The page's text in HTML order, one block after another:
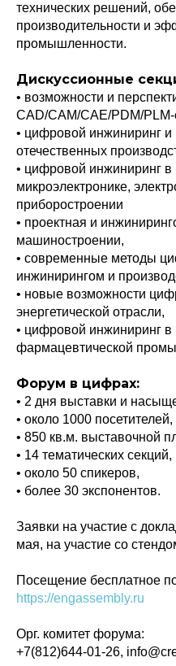
технических решений,
производительности и
промышленности.
Дискуссионные
•⁠ ⁠возможности и
CAD/CAM/CAE/PDM/PLM-
•⁠ ⁠цифровой инжиниринг и
отечественных
•⁠ ⁠цифровой инжиниринг в
микроэлектронике,
приборостроении
•⁠ ⁠проектная и
машиностроении,
•⁠ ⁠современные методы
инжинирингом и
•⁠ ⁠новые возможности
энергетической отрасли,
•⁠ ⁠цифровой инжиниринг
фармацевтической
Форум в цифрах:
• 2 дня выставки и
• около 1000 посетителей,
• 850 кв.м. выставочной
• 14 тематических секций,
• около 50 спикеров,
• более 30 экспонентов.
Заявки на участие с
мая, на участие со
Посещение бесплатное
https://engassembly.ru
Орг. комитет форума:
+7(812)644-01-26,
© 2015-2026 НАУРР. Все права защищены. При
ссылка на ROBOTUNION.RU — обязательна
Политика конфиденциальности
© 2015-2026 НАУРР. Все права защищены.
При использовании материалов ссылка на